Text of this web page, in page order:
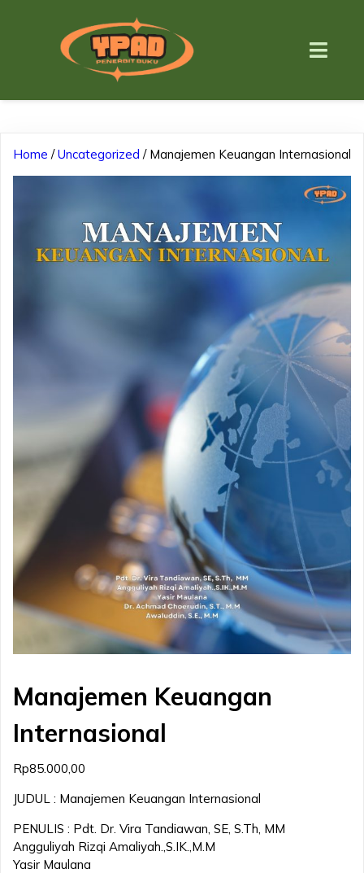
Home /Uncategorized / Manajemen Keuangan Internasional
Manajemen Keuangan
Internasional
Rp85.000,00
JUDUL : Manajemen Keuangan Internasional
PENULIS : Pdt. Dr. Vira Tandiawan, SE, S.Th, MM
Angguliyah Rizqi Amaliyah.,S.IK.,M.M
Yasir Maulana